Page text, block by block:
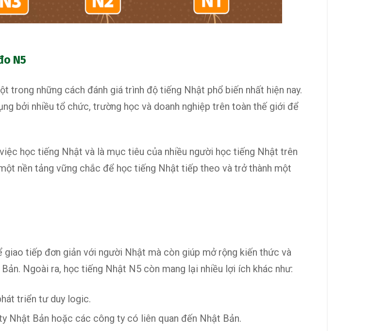
N5
trong những cách đánh giá trình độ tiếng Nhật phổ biến nhất hiện nay.
bởi nhiều tổ chức, trường học và doanh nghiệp trên toàn thế giới để
học tiếng Nhật và là mục tiêu của nhiều người học tiếng Nhật trên
nền tảng vững chắc để học tiếng Nhật tiếp theo và trở thành một
tiếp đơn giản với người Nhật mà còn giúp mở rộng kiến thức và
Ngoài ra, học tiếng Nhật N5 còn mang lại nhiều lợi ích khác như:
triển tư duy logic.
Nhật Bản hoặc các công ty có liên quan đến Nhật Bản.